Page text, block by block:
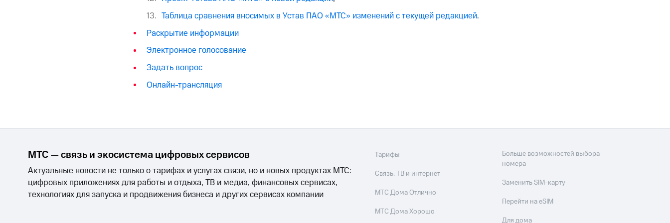
Таблица сравнения вносимых в Устав ПАО «МТС» изменений с текущей редакцией.
Раскрытие информации
Электронное голосование
Задать вопрос
Онлайн-трансляция
МТС — связь и экосистема цифровых сервисов
Актуальные новости не только о тарифах и услугах связи, но и новых продуктах МТС:
цифровых приложениях для работы и отдыха, ТВ и медиа, финансовых сервисах,
технологиях для запуска и продвижения бизнеса и других сервисах компании
Тарифы
Связь, ТВ и интернет
МТС Дома Отлично
МТС Дома Хорошо
Больше возможностей выбора
номера
Заменить SIM-карту
Перейти на eSIM
Для дома